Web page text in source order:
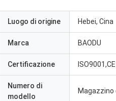
Luogo di origine Hebei, Cina
Marca BAODU
Certificazione ISO9001,CE
Numero di
modello
Magazzino